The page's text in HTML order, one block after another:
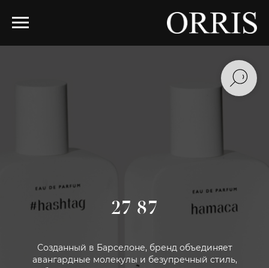
27 87
Созданный в Барселоне, бренд объединяет
авангардные молекулы и безупречный стиль,